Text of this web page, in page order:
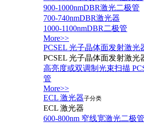
900-1000nmDBR激光二极管
700-740nmDBR激光器
1000-1100nmDBR二极管
More>>
PCSEL 光子晶体面发射激光
PCSEL 光子晶体面发射激光
高亮度或双调制光束扫描
管
More>>
ECL 激光器子分类
ECL 激光器
600-800nm 窄线宽激光二极管